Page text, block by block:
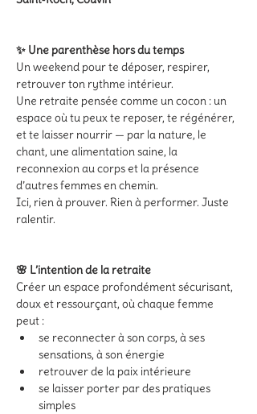
✨ Une parenthèse hors du temps
Un weekend pour te déposer, respirer,
retrouver ton rythme intérieur.
Une retraite pensée comme un cocon : un
espace où tu peux te reposer, te régénérer,
et te laisser nourrir — par la nature, le
chant, une alimentation saine, la
reconnexion au corps et la présence
d’autres femmes en chemin.
Ici, rien à prouver. Rien à performer. Juste
ralentir.
🌸 L’intention de la retraite
Créer un espace profondément sécurisant,
doux et ressourçant, où chaque femme
peut :
se reconnecter à son corps, à ses
sensations, à son énergie
retrouver de la paix intérieure
se laisser porter par des pratiques
simples